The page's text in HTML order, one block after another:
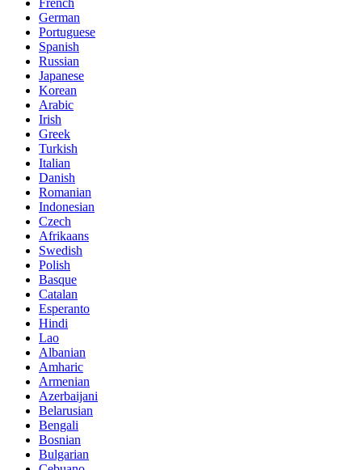
French
German
Portuguese
Spanish
Russian
Japanese
Korean
Arabic
Irish
Greek
Turkish
Italian
Danish
Romanian
Indonesian
Czech
Afrikaans
Swedish
Polish
Basque
Catalan
Esperanto
Hindi
Lao
Albanian
Amharic
Armenian
Azerbaijani
Belarusian
Bengali
Bosnian
Bulgarian